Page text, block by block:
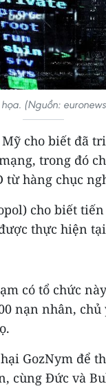
(Nguồn:
Mỹ cho biết đã
trong đó
từ hàng chục
cho biết
thực hiện
có tổ chức
nạn nhân,
GozNym để
cùng Đức và